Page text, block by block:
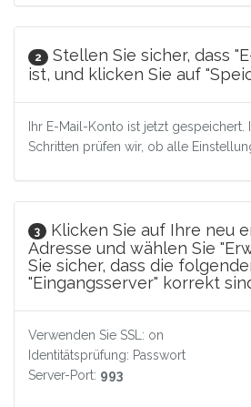
2
Stellen Sie sicher, dass
ist, und klicken Sie auf
Ihr E-Mail-Konto ist jetzt gespeichert.
Schritten prüfen wir, ob alle
3
Klicken Sie auf Ihre neu
Adresse und wählen Sie
Sie sicher, dass die
"Eingangsserver" korrekt
Verwenden Sie SSL: on
Identitätsprüfung: Passwort
Server-Port: 993